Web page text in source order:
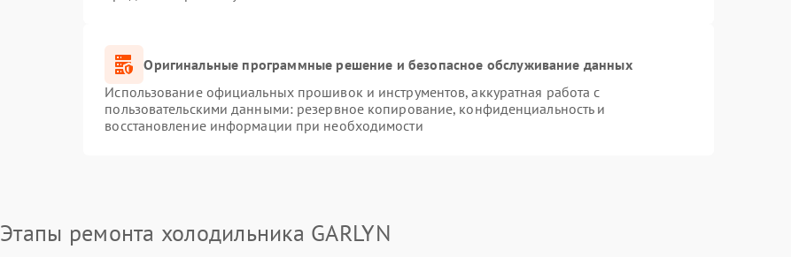
Оригинальные программные решение и безопасное обслуживание данных
Использование официальных прошивок и инструментов, аккуратная работа с
пользовательскими данными: резервное копирование, конфиденциальность и
восстановление информации при необходимости
Этапы ремонта холодильника GARLYN